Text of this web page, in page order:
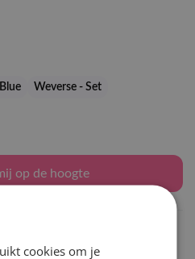
Weverse - Set
op de hoogte
2 werkdagen
cookies om je